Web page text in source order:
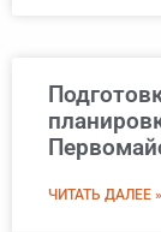
ЧИТАТЬ ДАЛЕЕ »